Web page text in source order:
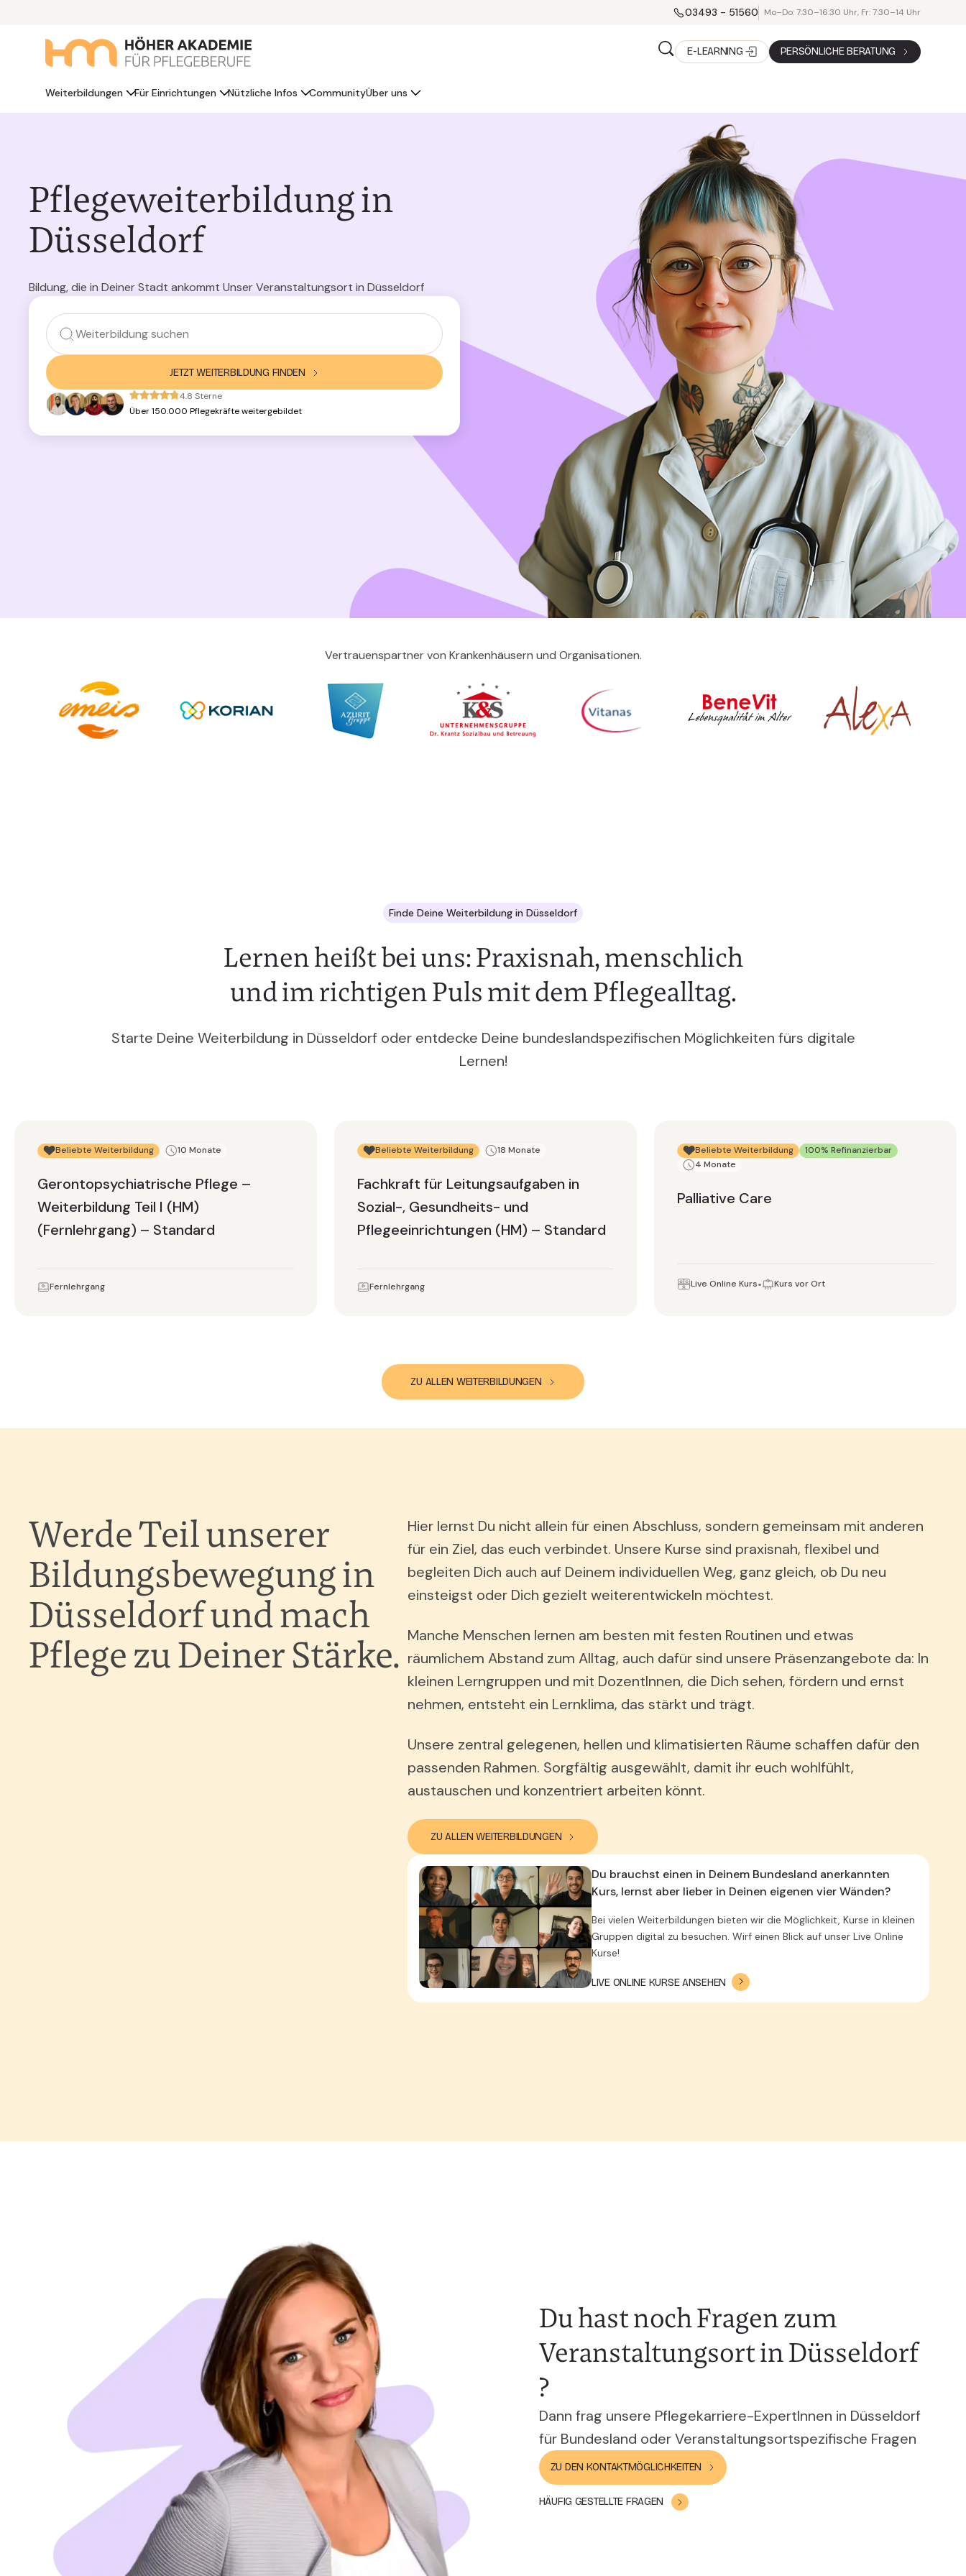
03493 - 51560 Mo–Do: 7:30–16:30 Uhr, Fr: 7:30–14 Uhr
Weiterbildungen Für Einrichtungen Nützliche Infos CommunityÜber uns
E-LEARNING PERSÖNLICHE BERATUNG
Pflegeweiterbildung in
Düsseldorf
Bildung, die in Deiner Stadt ankommt Unser Veranstaltungsort in Düsseldorf
JETZT WEITERBILDUNG FINDEN
4.8 Sterne
Über 150.000 Pflegekräfte weitergebildet
Vertrauenspartner von Krankenhäusern und Organisationen.
Finde Deine Weiterbildung in Düsseldorf
Lernen heißt bei uns: Praxisnah, menschlich
und im richtigen Puls mit dem Pflegealltag.
Starte Deine Weiterbildung in Düsseldorf oder entdecke Deine bundeslandspezifischen Möglichkeiten fürs digitale
Lernen!
Beliebte Weiterbildung 10 Monate
Gerontopsychiatrische Pflege –
Weiterbildung Teil I (HM)
(Fernlehrgang) – Standard
Fernlehrgang
Beliebte Weiterbildung 18 Monate
Fachkraft für Leitungsaufgaben in
Sozial-, Gesundheits- und
Pflegeeinrichtungen (HM) – Standard
Fernlehrgang
Beliebte Weiterbildung
100% Refinanzierbar
4 Monate
Palliative Care
Live Online Kurs Kurs vor Ort
ZU ALLEN WEITERBILDUNGEN
Werde Teil unserer
Bildungsbewegung in
Düsseldorf und mach
Pflege zu Deiner Stärke.
Hier lernst Du nicht allein für einen Abschluss, sondern gemeinsam mit anderen
für ein Ziel, das euch verbindet. Unsere Kurse sind praxisnah, flexibel und
begleiten Dich auch auf Deinem individuellen Weg, ganz gleich, ob Du neu
einsteigst oder Dich gezielt weiterentwickeln möchtest.
Manche Menschen lernen am besten mit festen Routinen und etwas
räumlichem Abstand zum Alltag, auch dafür sind unsere Präsenzangebote da: In
kleinen Lerngruppen und mit DozentInnen, die Dich sehen, fördern und ernst
nehmen, entsteht ein Lernklima, das stärkt und trägt.
Unsere zentral gelegenen, hellen und klimatisierten Räume schaffen dafür den
passenden Rahmen. Sorgfältig ausgewählt, damit ihr euch wohlfühlt,
austauschen und konzentriert arbeiten könnt.
ZU ALLEN WEITERBILDUNGEN
Du brauchst einen in Deinem Bundesland anerkannten
Kurs, lernst aber lieber in Deinen eigenen vier Wänden?
Bei vielen Weiterbildungen bieten wir die Möglichkeit, Kurse in kleinen
Gruppen digital zu besuchen. Wirf einen Blick auf unser Live Online
Kurse!
LIVE ONLINE KURSE ANSEHEN
Du hast noch Fragen zum
Veranstaltungsort in Düsseldorf
?
Dann frag unsere Pflegekarriere-ExpertInnen in Düsseldorf
für Bundesland oder Veranstaltungsortspezifische Fragen
ZU DEN KONTAKTMÖGLICHKEITEN
HÄUFIG GESTELLTE FRAGEN